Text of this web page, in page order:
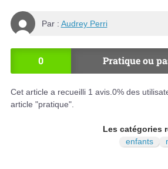
Par : Audrey Perri
0 Pratique ou
Cet article a recueilli 1 avis. 0% des
article "pratique".
Les catégories
enfants